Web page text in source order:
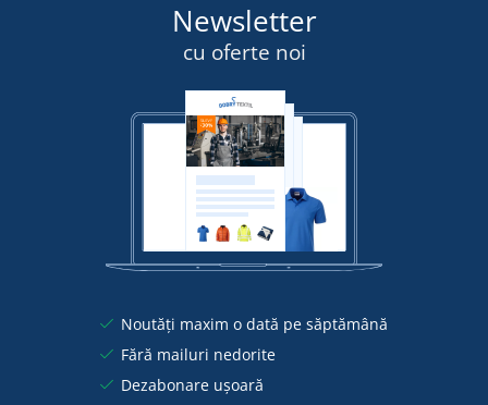
Newsletter
cu oferte noi
Noutăți maxim o dată pe săptămână
Fără mailuri nedorite
Dezabonare ușoară